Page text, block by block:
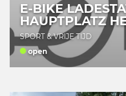
E-BIKE
HAUPTPLATZ
SPORT & VRIJE TIJD
open